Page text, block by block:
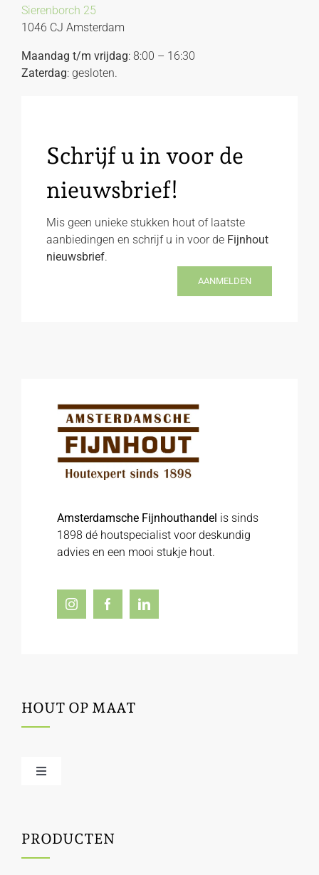
Sierenborch 25
1046 CJ Amsterdam
Maandag t/m vrijdag: 8:00 – 16:30
Zaterdag: gesloten.
Schrijf u in voor de
nieuwsbrief!
Mis geen unieke stukken hout of laatste
aanbiedingen en schrijf u in voor de Fijnhout
nieuwsbrief.
AANMELDEN
Amsterdamsche Fijnhouthandel is sinds
1898 dé houtspecialist voor deskundig
advies en een mooi stukje hout.
HOUT OP MAAT
Toggle
Houtbewerking
PRODUCTEN